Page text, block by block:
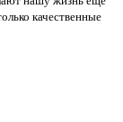
качественные